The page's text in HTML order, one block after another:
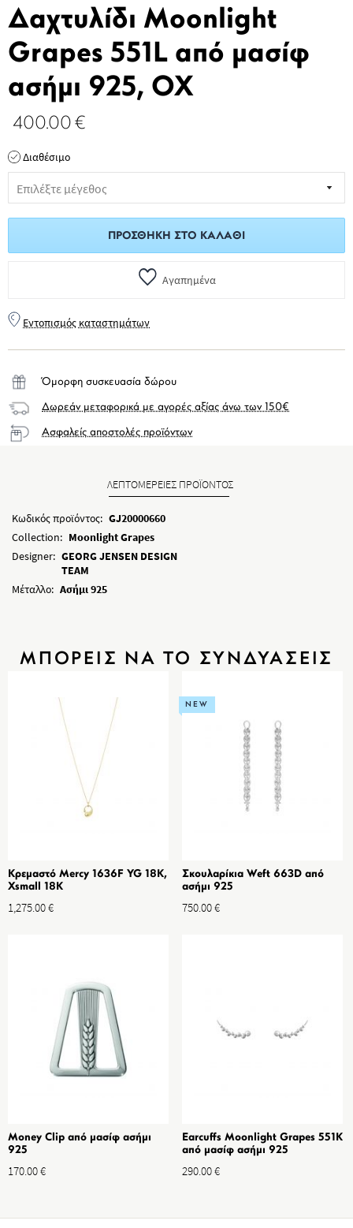
Δαχτυλίδι Moonlight
Grapes 551L από μασίφ
ασήμι 925, OX
400.00 €
Διαθέσιμο
ΠΡΟΣΘΉΚΗ ΣΤΟ ΚΑΛΆΘΙ
Αγαπημένα
Εντοπισμός καταστημάτων
Όμορφη συσκευασία δώρου
Δωρεάν μεταφορικά με αγορές αξίας άνω των 150€
Ασφαλείς αποστολές προϊόντων
ΛΕΠΤΟΜΕΡΕΙΕΣ ΠΡΟΪΟΝΤΟΣ
Κωδικός προϊόντος: GJ20000660
Collection: Moonlight Grapes
Designer: GEORG JENSEN DESIGN
TEAM
Μέταλλο: Ασήμι 925
ΜΠΟΡΕΙΣ ΝΑ ΤΟ ΣΥΝΔΥΑΣΕΙΣ
Κρεμαστό Mercy 1636F YG 18K,
Xsmall 18K
1,275.00€
NEW
Σκουλαρίκια Weft 663D από
ασήμι 925
750.00€
Money Clip από μασίφ ασήμι
925
170.00€
Earcuffs Moonlight Grapes 551K
από μασίφ ασήμι 925
290.00€